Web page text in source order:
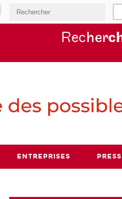
Recher
ENTREPRISES